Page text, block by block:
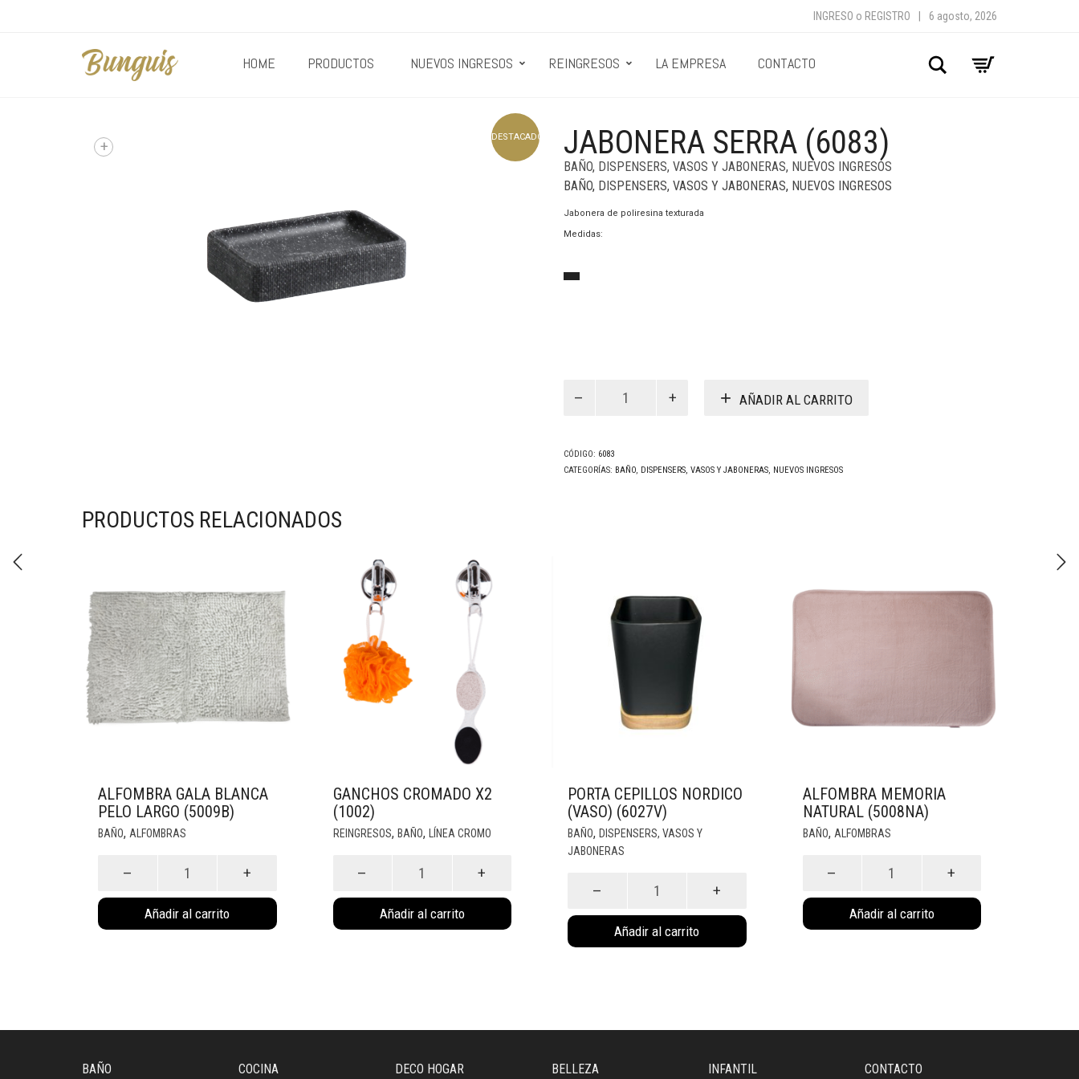
INGRESO o REGISTRO 6 agosto, 2026
HOME PRODUCTOS NUEVOS INGRESOS REINGRESOS LA EMPRESA CONTACTO Buscar
DESTACADO
+ JABONERA SERRA (6083)
BAÑO, DISPENSERS, VASOS Y JABONERAS, NUEVOS INGRESOS
BAÑO, DISPENSERS, VASOS Y JABONERAS, NUEVOS INGRESOS
Jabonera de poliresina texturada
Medidas:
Serra
AÑADIR AL CARRITO
CÓDIGO: 6083
CATEGORÍAS: BAÑO, DISPENSERS, VASOS Y JABONERAS, NUEVOS INGRESOS
PRODUCTOS RELACIONADOS
ALFOMBRA GALA BLANCA
PELO LARGO (5009B)
BAÑO, ALFOMBRAS
Blanca
Largo
Añadir al carrito
GANCHOS CROMADO X2
(1002)
REINGRESOS, BAÑO, LÍNEA CROMO
X2
cantidad
Añadir al carrito
PORTA CEPILLOS NORDICO
(VASO) (6027V)
BAÑO, DISPENSERS, VASOS Y
JABONERAS
Nordico
(6027V)
Añadir al carrito
ALFOMBRA MEMORIA
NATURAL (5008NA)
BAÑO, ALFOMBRAS
Natural
(5008NA)
cantidad
Añadir al carrito
BAÑO COCINA DECO HOGAR BELLEZA INFANTIL CONTACTO